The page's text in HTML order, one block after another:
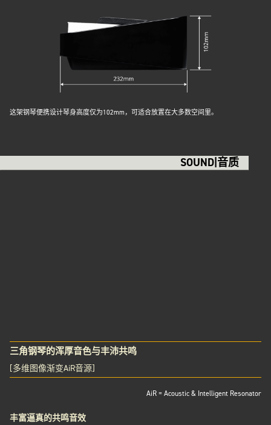
这架钢琴便携设计琴身高度仅为102mm，可适合放置在大多数空间里。
SOUND|音质
三角钢琴的浑厚音色与丰沛共鸣
[多维图像渐变AiR音源]
AiR = Acoustic & Intelligent Resonator
丰富逼真的共鸣音效